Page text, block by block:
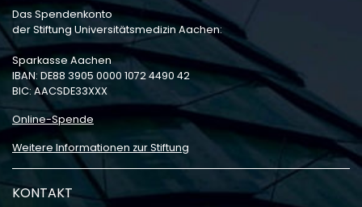
Das Spendenkonto
der Stiftung Universitätsmedizin Aachen:
Sparkasse Aachen
IBAN: DE88 3905 0000 1072 4490 42
BIC: AACSDE33XXX
Online-Spende
Weitere Informationen zur Stiftung
KONTAKT